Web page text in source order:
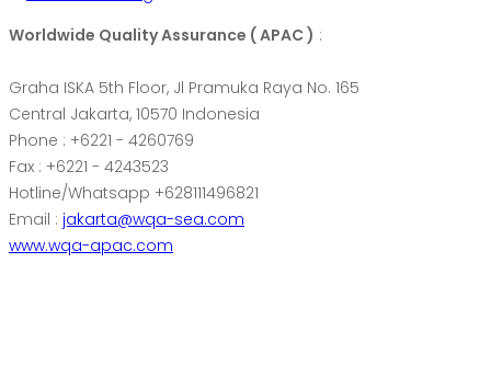
Worldwide Quality Assurance ( APAC ) :
Graha ISKA 5th Floor, Jl Pramuka Raya No. 165
Central Jakarta, 10570 Indonesia
Phone : +6221 - 4260769
Fax : +6221 - 4243523
Hotline/Whatsapp +628111496821
Email : jakarta@wqa-sea.com
www.wqa-apac.com